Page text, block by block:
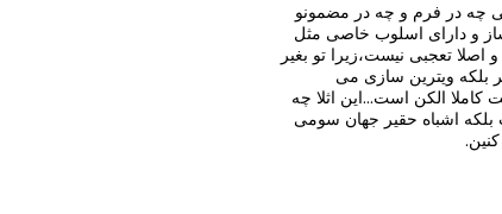
چه در فرم و چه در مضمونو
ساز و دارای اسلوب خاصی مثل
تعجبی نیست،زیرا تو بغیر
بلکه ویترین سازی می
الکن است...این اثلا چه
بلکه اشباه حقیر جهان سومی